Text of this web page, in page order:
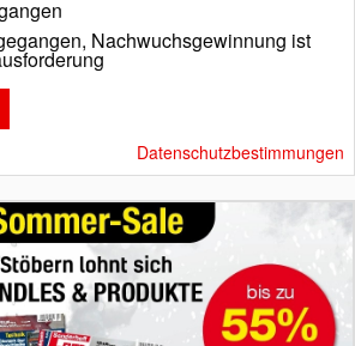
Nachwuchsgewinnung ist
Datenschutzbestimmungen